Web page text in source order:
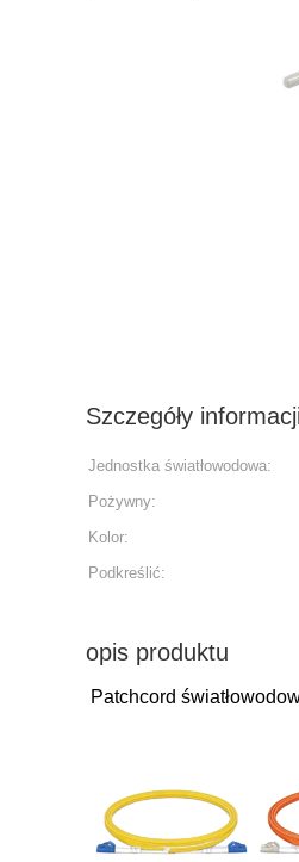
Szczegóły informacji
Jednostka światłowodowa:
Pożywny:
Kolor:
Podkreślić:
opis produktu
Patchcord